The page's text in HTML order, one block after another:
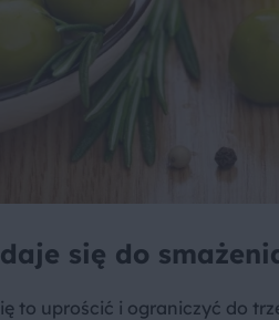
się do
to uprościć i ograniczyć do